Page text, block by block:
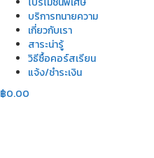
บริการทนายความ
เกี่ยวกับเรา
สาระน่ารู้
วิธีซื้อคอร์สเรียน
แจ้ง/ชำระเงิน
฿0.00